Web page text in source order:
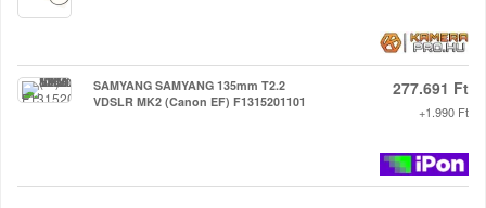
SAMYANG SAMYANG 135mm T2.2
VDSLR MK2 (Canon EF) F1315201101
277.691 Ft
+1.990 Ft